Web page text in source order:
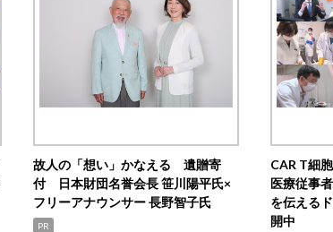
故人の「想い」かなえる 遺贈寄
付 日本財団名誉会長 笹川陽平氏×
フリーアナウンサー 長野智子氏
PR
CAR T細
医療従事
を伝える
開中